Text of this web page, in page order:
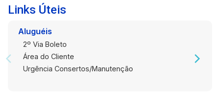
Links Úteis
Aluguéis
2º Via Boleto
Área do Cliente
Urgência Consertos/Manutenção